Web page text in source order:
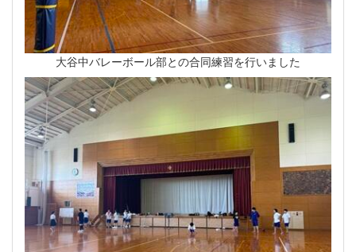
大谷中バレーボール部との合同練習を行いました